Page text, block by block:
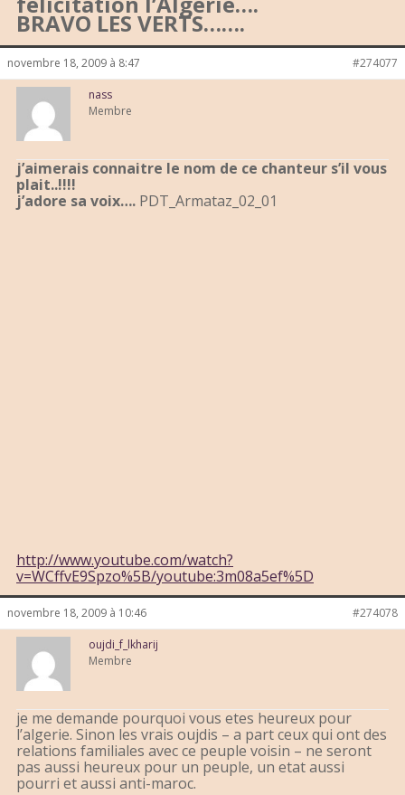
BRAVO LES VERTS…….
novembre 18, 2009 à 8:47 #274077
nass
Membre
j’aimerais connaitre le nom de ce chanteur s’il vous
plait..!!!!
j’adore sa voix…. PDT_Armataz_02_01
http://www.youtube.com/watch?
v=WCffvE9Spzo%5B/youtube:3m08a5ef%5D
novembre 18, 2009 à 10:46 #274078
oujdi_f_lkharij
Membre
je me demande pourquoi vous etes heureux pour
l’algerie. Sinon les vrais oujdis – a part ceux qui ont des
relations familiales avec ce peuple voisin – ne seront
pas aussi heureux pour un peuple, un etat aussi
pourri et aussi anti-maroc.